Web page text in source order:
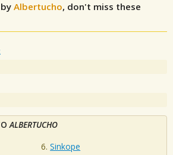
Albertucho, don't miss these
ALBERTUCHO
Sinkope